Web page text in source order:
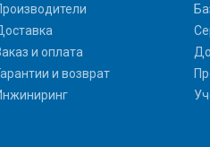
и оплата
и возврат